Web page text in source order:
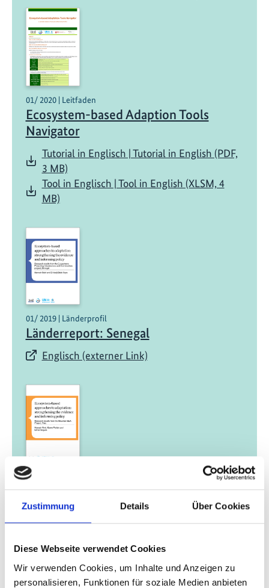
Zustimmung Details Über Cookies
Diese Webseite verwendet Cookies
Wir verwenden Cookies, um Inhalte und Anzeigen zu
personalisieren, Funktionen für soziale Medien anbieten
01/ 2020 | Leitfaden
Ecosystem-based Adaption Tools
Navigator
Tutorial in Englisch | Tutorial in English (PDF,
3 MB)
Tool in Englisch | Tool in English (XLSM, 4
MB)
01/ 2019 | Länderprofil
Länderreport: Senegal
Englisch (externer Link)
01/ 2019 | Länderprofil
Länderreport: Peru
Englisch (externer Link)